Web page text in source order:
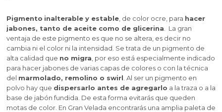
Pigmento inalterable y estable, de color ocre, para hacer
jabones, tanto de aceite como de glicerina . La gran
ventaja de este pigmento es que no se altera, es decir no
cambia ni el color ni la intensidad. Se trata de un pigmento de
alta calidad que no migra , por eso está especialmente indicado
para hacer jabones de varias capas de colores o con la técnica
del marmolado, remolino o swirl Al ser un pigmento en
polvo hay que dispersarlo antes de agregarlo a la traza o a la
base de jabón fundida. De esta forma evitarás que queden
motas de color. En Gran Velada encontrarás una amplia paleta de